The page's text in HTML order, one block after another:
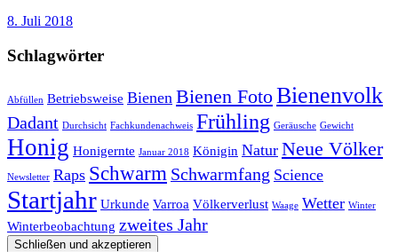
8. Juli 2018
Schlagwörter
Abfüllen Betriebsweise Bienen Bienen FotoBienenvolk
Dadant Durchsicht Fachkundenachweis Frühling Geräusche Gewicht
Honig Honigernte Januar 2018 Königin Natur Neue Völker
Newsletter Raps Schwarm Schwarmfang Science
Startjahr Urkunde Varroa Völkerverlust Waage Wetter Winter
Winterbeobachtung zweites Jahr